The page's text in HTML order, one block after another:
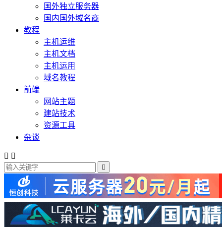
国外独立服务器
国内国外域名商
教程
主机运维
主机文档
主机运用
域名教程
前端
网站主题
建站技术
资源工具
杂谈
 
